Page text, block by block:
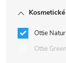
Ottie
Ottie